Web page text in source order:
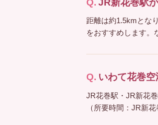
JR新花巻駅
距離は約1.5kmとな
をおすすめします。
いわて花巻
JR花巻駅・JR新花
（所要時間：JR新